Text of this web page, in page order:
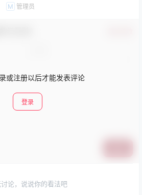
M 管理员
或注册以后才能发表评论
登录
论，说说你的看法吧